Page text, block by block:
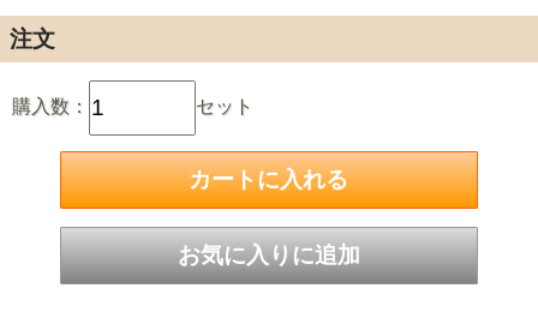
注文
購入数： セット